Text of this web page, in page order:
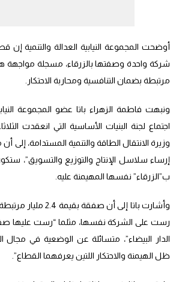
أوضحت المجموعة النيابية العدالة والتنمية إن
شركة واحدة وصفتها بالزرقاء، مسجلة مواجهة
مرتبطة بضمان التنافسية ومحاربة الاحتكار.
ونبهت فاطمة الزهراء باتا عضو المجموعة
وزيرة الانتقال الطاقة والتنمية المستدامة، إلى
إرساء سلاسل الإنتاج والتوزيع والتسويق”،
ب”الزرقاء” نفسها المهيمنة عليه.
وأشارت باتا إلى أن صفقة
رست على الشركة نفسها، مثلما “رست عليها
الدار البيضاء”، متسائلة عن الوضعية في مجال
ظل الهيمنة والاحتكار اللتين يعرفهما القطاع”.